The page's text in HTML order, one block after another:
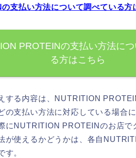
支払い方法について調べている方
PROTEINの支払い方法に
る方はこちら
する内容は、NUTRITION
の支払い方法に対応している場合
にNUTRITION PROTEINのお店で
が使えるかどうかは、各自
す。